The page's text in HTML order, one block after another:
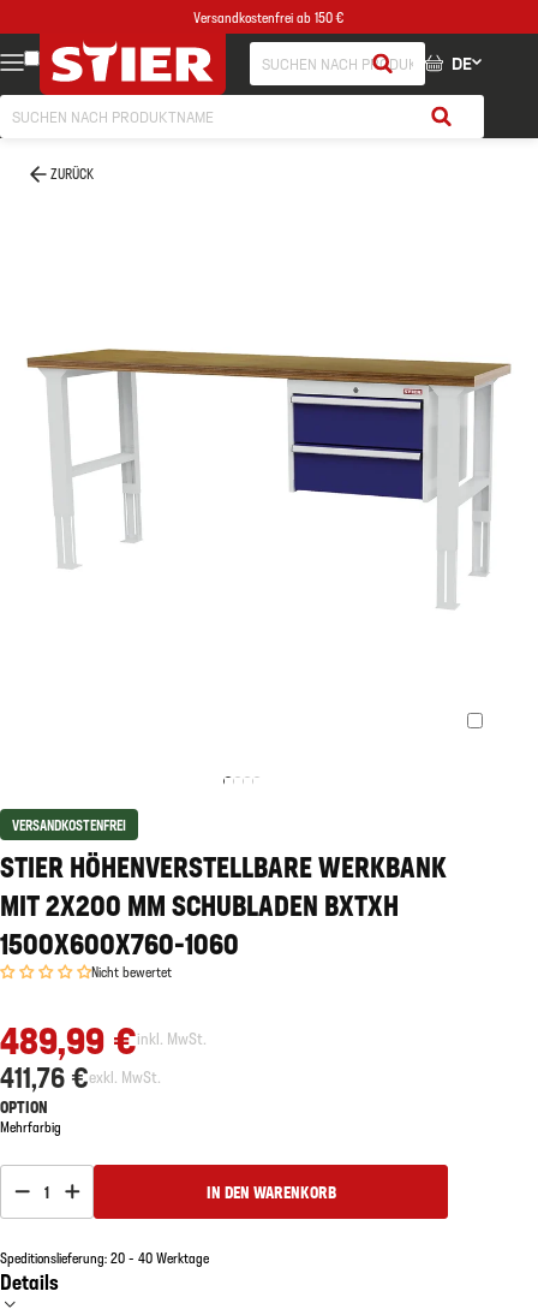
Versandkostenfrei ab 150 €
DE
ZURÜCK
VERSANDKOSTENFREI
STIER HÖHENVERSTELLBARE WERKBANK
MIT 2X200 MM SCHUBLADEN BXTXH
1500X600X760-1060
Nicht bewertet
489,99 €inkl. MwSt.
411,76 €exkl. MwSt.
OPTION
Mehrfarbig
1 IN DEN WARENKORB
Speditionslieferung: 20 - 40 Werktage
Details